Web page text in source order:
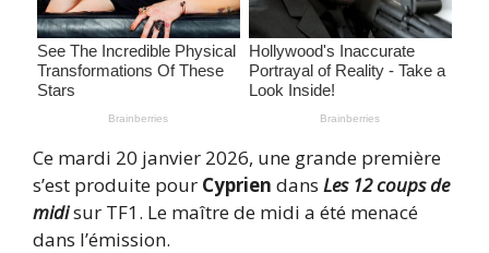
Ce mardi 20 janvier 2026, une grande première
s’est produite pour Cyprien dans Les 12 coups de
midisur TF1. Le maître de midi a été menacé
dans l’émission.